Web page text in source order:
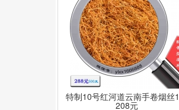
特制10号红河道云南手卷烟丝
208元